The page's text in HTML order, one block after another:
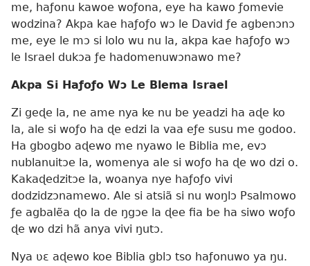
me, haƒonu kawoe woƒona, eye ha kawo ƒomevie
wodzina? Akpa kae haƒoƒo wɔ le David ƒe agbenɔnɔ
me, eye le mɔ si lolo wu nu la, akpa kae haƒoƒo wɔ
le Israel dukɔa ƒe hadomenuwɔnawo me?
Akpa Si Haƒoƒo Wɔ Le Blema Israel
Zi geɖe la, ne ame nya ke nu be yeadzi ha aɖe ko
la, ale si woƒo ha ɖe edzi la vaa eƒe susu me godoo.
Ha gbogbo aɖewo me nyawo le Biblia me, evɔ
nublanuitɔe la, womenya ale si woƒo ha ɖe wo dzi o.
Kakaɖedzitɔe la, woanya nye haƒoƒo vivi
dodzidzɔnamewo. Ale si atsiã si nu woŋlɔ Psalmowo
ƒe agbalẽa ɖo la de ŋgɔe la ɖee fia be ha siwo woƒo
ɖe wo dzi hã anya vivi ŋutɔ.
Nya ʋɛ aɖewo koe Biblia gblɔ tso haƒonuwo ya ŋu.